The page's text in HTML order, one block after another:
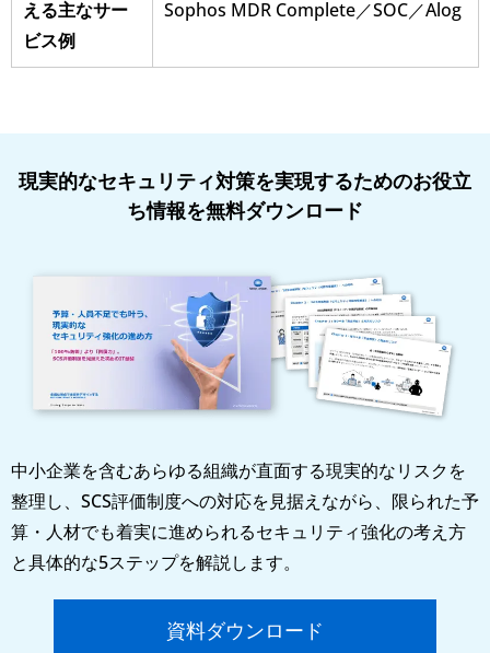
える主なサー
ビス例
Sophos MDR Complete／SOC／Alog
現実的なセキュリティ対策を実現するためのお役立
ち情報を無料ダウンロード
中小企業を含むあらゆる組織が直面する現実的なリスクを
整理し、SCS評価制度への対応を見据えながら、限られた予
算・人材でも着実に進められるセキュリティ強化の考え方
と具体的な5ステップを解説します。
資料ダウンロード